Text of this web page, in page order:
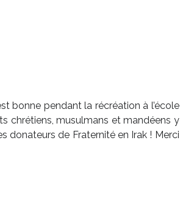
bonne pendant la récréation à l’école
chrétiens, musulmans et mandéens y
donateurs de Fraternité en Irak ! Merci